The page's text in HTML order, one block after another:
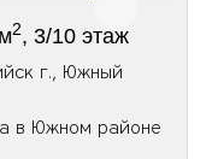
2, 3/10 этаж
г., Южный
в Южном районе